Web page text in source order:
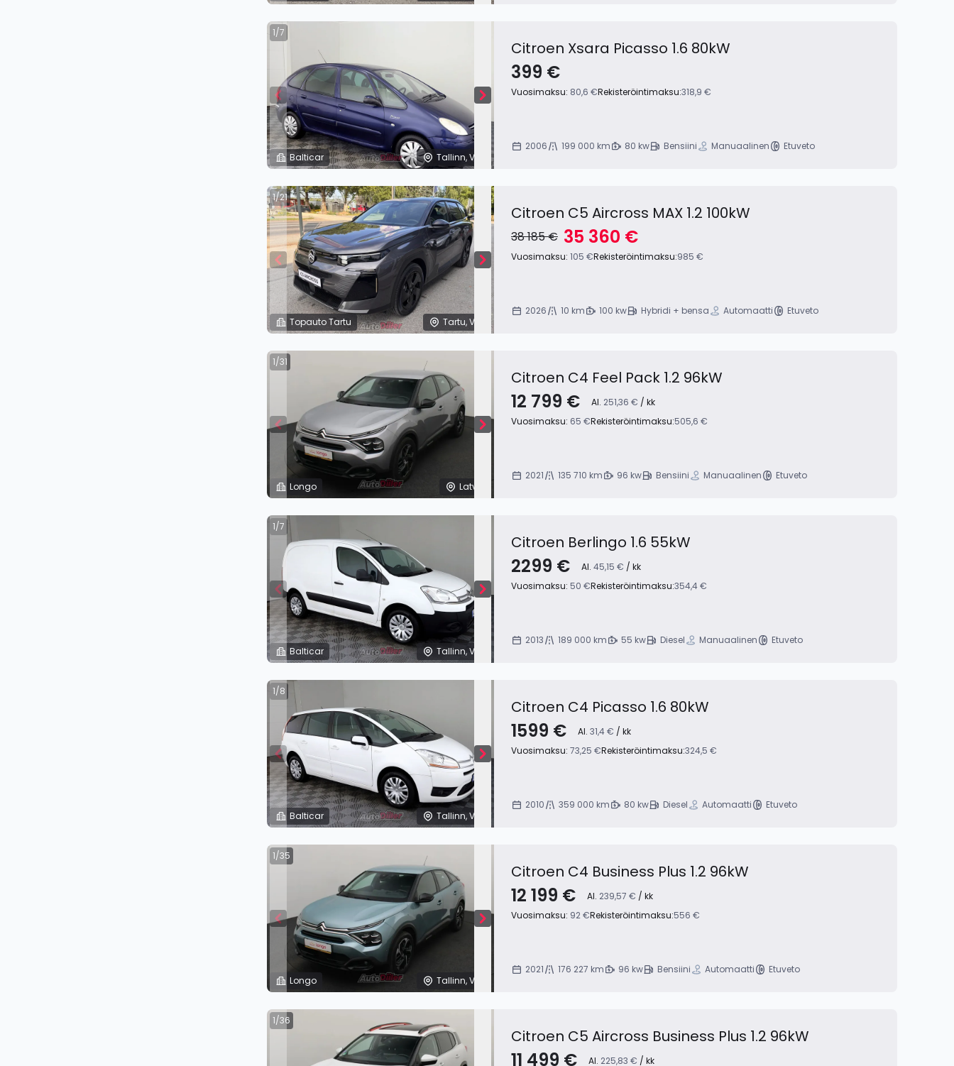
Balticar Tallinn, Viro
1/7
Citroen Xsara Picasso 1.6 80kW
399 €
Vuosimaksu: 80,6 €Rekisteröintimaksu:318,9 €
2006 199 000 km 80 kw Bensiini Manuaalinen Etuveto
Topauto Tartu Tartu, Viro
1/21
Citroen C5 Aircross MAX 1.2 100kW
38 185 € 35 360 €
Vuosimaksu: 105 €Rekisteröintimaksu:985 €
2026 10 km 100 kw Hybridi + bensa Automaatti Etuveto
Longo Latvia
1/31
Citroen C4 Feel Pack 1.2 96kW
12 799 € Al. 251,36 € / kk
Vuosimaksu: 65 €Rekisteröintimaksu:505,6 €
2021 135 710 km 96 kw Bensiini Manuaalinen Etuveto
Balticar Tallinn, Viro
1/7
Citroen Berlingo 1.6 55kW
2299 € Al. 45,15 € / kk
Vuosimaksu: 50 €Rekisteröintimaksu:354,4 €
2013 189 000 km 55 kw Diesel Manuaalinen Etuveto
Balticar Tallinn, Viro
1/8
Citroen C4 Picasso 1.6 80kW
1599 € Al. 31,4 € / kk
Vuosimaksu: 73,25 €Rekisteröintimaksu:324,5 €
2010 359 000 km 80 kw Diesel Automaatti Etuveto
Longo Tallinn, Viro
1/35
Citroen C4 Business Plus 1.2 96kW
12 199 € Al. 239,57 € / kk
Vuosimaksu: 92 €Rekisteröintimaksu:556 €
2021 176 227 km 96 kw Bensiini Automaatti Etuveto
1/36
Citroen C5 Aircross Business Plus 1.2 96kW
11 499 € Al. 225,83 € / kk